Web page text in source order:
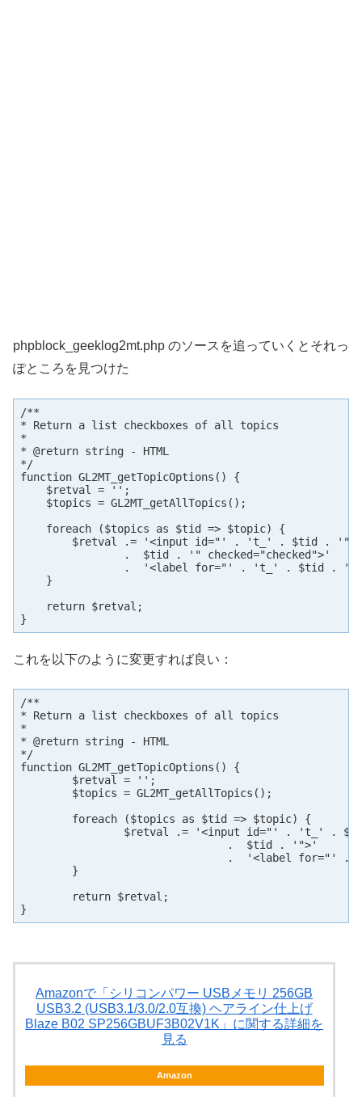
phpblock_geeklog2mt.php のソースを追っていくとそれっ
ぽところを見つけた
/**
* Return a list checkboxes of all topics
*
* @return string - HTML
*/
function GL2MT_getTopicOptions() {
    $retval = '';
    $topics = GL2MT_getAllTopics();
    foreach ($topics as $tid => $topic) {
$retval .= '<input id="' . 't_' . $tid . '"
                .  $tid . '" checked="checked">'
.  '<label for="' . 't_' . $tid .
    }
    return $retval;
}
これを以下のように変更すれば良い：
/**
* Return a list checkboxes of all topics
*
* @return string - HTML
*/
function GL2MT_getTopicOptions() {
}
Amazonで「シリコンパワー USBメモリ 256GB
USB3.2 (USB3.1/3.0/2.0互換) ヘアライン仕上げ
Blaze B02 SP256GBUF3B02V1K」に関する詳細を
見る
Amazon